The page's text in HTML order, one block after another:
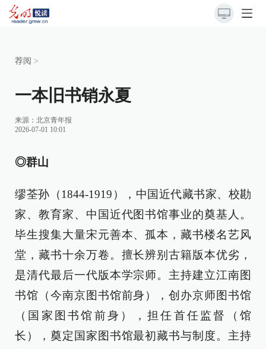
荐阅 >
一本旧书销永夏
来源： 北京青年报
2026-07-01 10:01
◎群山
缪荃孙（1844-1919），中国近代藏书家、校勘
家、教育家、中国近代图书馆事业的奠基人。
毕生搜集大量宋元善本、孤本，藏书楼名艺风
堂，藏书十余万卷。擅长辨别古籍版本优劣，
是清代最后一代版本学宗师。主持建立江南图
书馆（今南京图书馆前身），创办京师图书馆
（国家图书馆前身），担任首任监督（馆
长），奠定国家图书馆最初藏书与制度。主持